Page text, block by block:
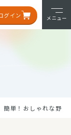
グイン メニュー
簡単！おしゃれな野